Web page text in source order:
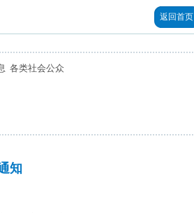
返回首页
各类社会公众
知